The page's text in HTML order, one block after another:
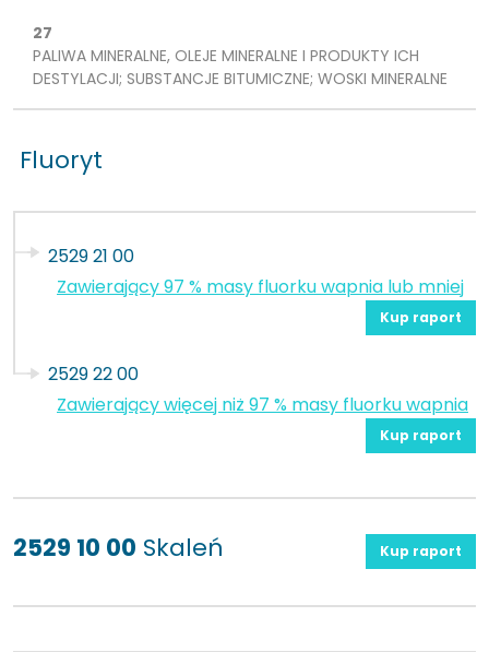
27
PALIWA MINERALNE, OLEJE MINERALNE I PRODUKTY ICH
DESTYLACJI; SUBSTANCJE BITUMICZNE; WOSKI MINERALNE
Fluoryt
2529 21 00
Zawierający 97 % masy fluorku wapnia lub mniej
Kup raport
2529 22 00
Zawierający więcej niż 97 % masy fluorku wapnia
Kup raport
2529 10 00 Skaleń Kup raport